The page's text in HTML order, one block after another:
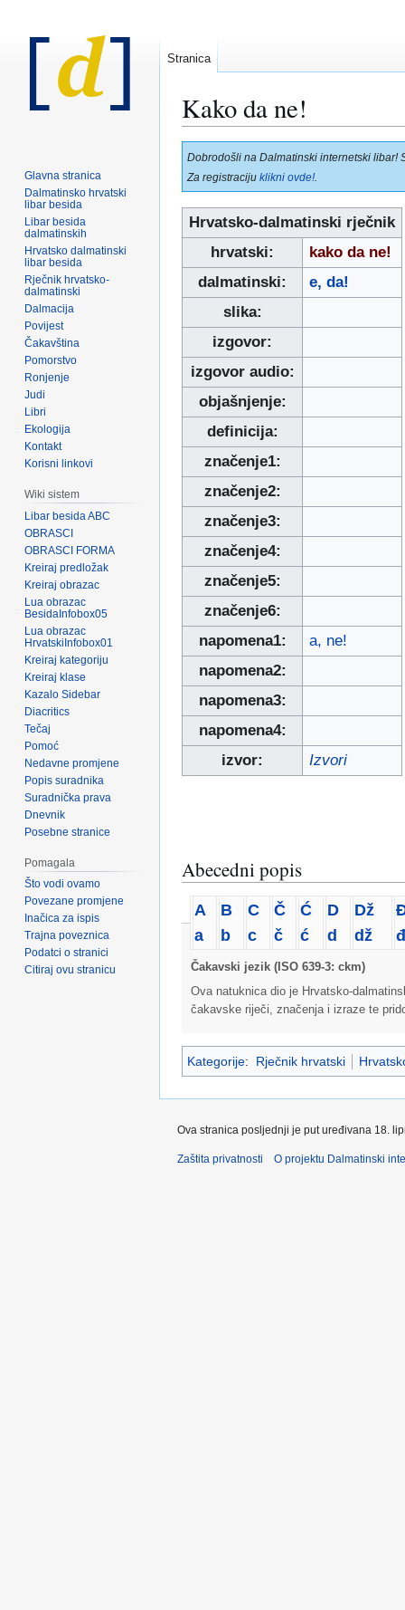
Kako da ne!
Prijeđi
na
navigaciju
Prijeđi
na
pretraživanje
Dobrodošli na Dalmatinski internetski libar!
Za registraciju klikni ovde!
Hrvatsko-dalmatinski rječnik
hrvatski:
kako da ne!
dalmatinski:
e, da!
slika:
izgovor:
izgovor audio:
objašnjenje:
definicija:
značenje1:
značenje2:
značenje3:
značenje4:
značenje5:
značenje6:
napomena1:
a, ne!
napomena2:
napomena3:
napomena4:
izvor:
Izvori
Abecedni popis
A
a
B
b
C
c
Č
č
Ć
ć
D
d
Dž
dž
đ
Čakavski jezik (ISO 639-3: ckm)
Ova natuknica dio je Hrvatsko-
čakavske riječi, značenja i izraze te
Kategorije: Rječnik hrvatski
Stranica
Glavna stranica
Dalmatinsko hrvatski
libar besida
Libar besida
dalmatinskih
Hrvatsko dalmatinski
libar besida
Rječnik hrvatsko-
dalmatinski
Dalmacija
Povijest
Čakavština
Pomorstvo
Ronjenje
Judi
Libri
Ekologija
Kontakt
Korisni linkovi
Wiki sistem
Libar besida ABC
OBRASCI
OBRASCI FORMA
Kreiraj predložak
Kreiraj obrazac
Lua obrazac
BesidaInfobox05
Lua obrazac
HrvatskiInfobox01
Kreiraj kategoriju
Kreiraj klase
Kazalo Sidebar
Diacritics
Tečaj
Pomoć
Nedavne promjene
Popis suradnika
Suradnička prava
Dnevnik
Posebne stranice
Pomagala
Što vodi ovamo
Povezane promjene
Inačica za ispis
Trajna poveznica
Podatci o stranici
Citiraj ovu stranicu
Ova stranica posljednji je put uređivana 18.
Zaštita privatnosti O projektu Dalmatinski